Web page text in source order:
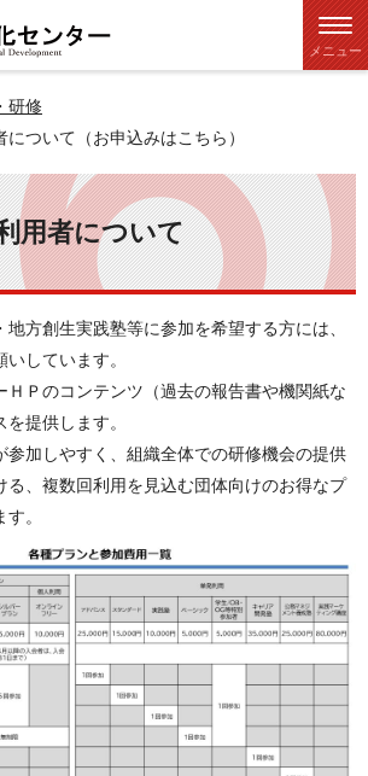
メニュー
研修
ついて（お申込みはこちら）
用者について
地方創生実践塾等に参加を希望する方には、
しています。
ＨＰのコンテンツ（過去の報告書や機関紙な
提供します。
参加しやすく、組織全体での研修機会の提供
る、複数回利用を見込む団体向けのお得なプ
。